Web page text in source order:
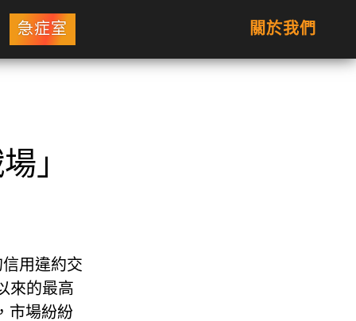
急症室 關於我們
」
用違約交
來的最高
市場紛紛